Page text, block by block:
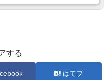
する
はてブ